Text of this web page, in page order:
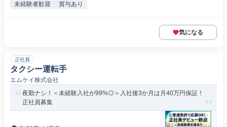
未経験者歓迎 賞与あり
気になる
正社員
タクシー運転手
エムケイ株式会社
夜勤ナシ！＜未経験入社が99%◎＞入社後3か月は月40万円保証！
正社員募集